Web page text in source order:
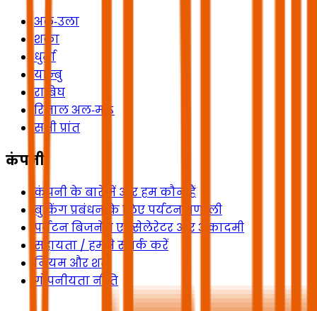
अल‑उला
शक्रा
धुर्मा
यान्बु
राबिघ
रिजाल अल‑माऽ
सभी प्रांत
कंपनी
कंपनी के बारे में और हम कौन हैं
बुकिंग प्रबंधन के लिए पर्यटन प्रणाली
पर्यटन बिजनेस एक्सेलेरेटर और अकादमी
सहायता / हमसे संपर्क करें
नियम और शर्तें
गोपनीयता नीति